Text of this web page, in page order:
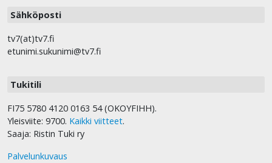
Sähköposti
tv7(at)tv7.fi
etunimi.sukunimi@tv7.fi
Tukitili
FI75 5780 4120 0163 54 (OKOYFIHH).
Yleisviite: 9700. Kaikki viitteet.
Saaja: Ristin Tuki ry
Palvelunkuvaus